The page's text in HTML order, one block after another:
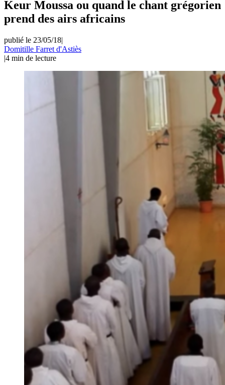
Keur Moussa ou quand le chant grégorien
prend des airs africains
publié le 23/05/18|
Domitille Farret d'Astiès
|4 min de lecture